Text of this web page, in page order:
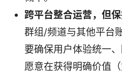
跨平台整合运营，但
群组/频道与其他平台
要确保用户体验统一
愿意在获得明确价值